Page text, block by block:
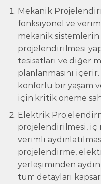
Mekanik
fonksiyonel ve
mekanik sistemlerin
projelendirilmesi
tesisatları ve diğer
planlanmasını
konforlu bir yaşam
için kritik öneme
Elektrik
projelendirilmesi, iç
verimli
projelendirme,
yerleşiminden
tüm detayları